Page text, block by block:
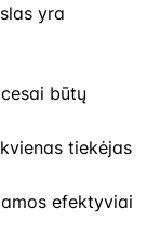
yra
būtų
tiekėjas
efektyviai